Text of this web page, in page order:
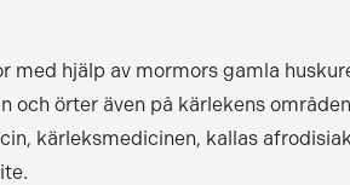
hjälp av mormors gamla
örter även på kärlekens
kärleksmedicinen, kallas